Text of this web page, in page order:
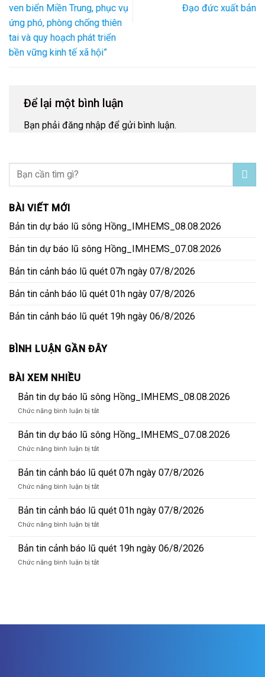
ven biển Miền Trung, phục vụ
ứng phó, phòng chống thiên
tai và quy hoạch phát triển
bền vững kinh tế xã hội”
Đạo đức xuất bản
Để lại một bình luận
Bạn phải đăng nhập để gửi bình luận.
BÀI VIẾT MỚI
Bản tin dự báo lũ sông Hồng_IMHEMS_08.08.2026
Bản tin dự báo lũ sông Hồng_IMHEMS_07.08.2026
Bản tin cảnh báo lũ quét 07h ngày 07/8/2026
Bản tin cảnh báo lũ quét 01h ngày 07/8/2026
Bản tin cảnh báo lũ quét 19h ngày 06/8/2026
BÌNH LUẬN GẦN ĐÂY
BÀI XEM NHIỀU
Bản tin dự báo lũ sông Hồng_IMHEMS_08.08.2026
Chức năng bình luận bị tắtở
tin
báo
sông
Hồng_IMHEMS_08.08.2026
Bản tin dự báo lũ sông Hồng_IMHEMS_07.08.2026
Chức năng bình luận bị tắtở
tin
báo
sông
Hồng_IMHEMS_07.08.2026
Bản tin cảnh báo lũ quét 07h ngày 07/8/2026
Chức năng bình luận bị tắtở
tin
báo
quét
07h
Bản tin cảnh báo lũ quét 01h ngày 07/8/2026
Chức năng bình luận bị tắtở
tin
báo
Bản tin cảnh báo lũ quét 19h ngày 06/8/2026
Chức năng bình luận bị tắtở
quét